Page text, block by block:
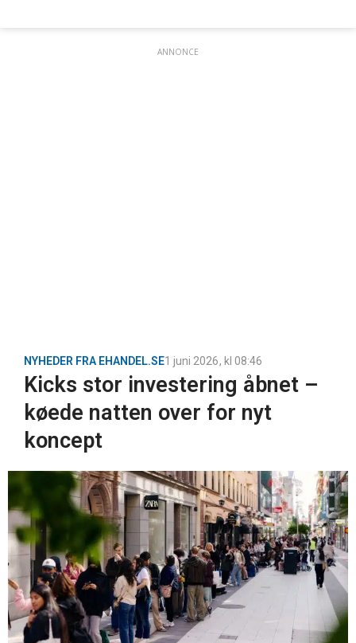
ANNONCE
NYHEDER FRA EHANDEL.SE1 juni 2026, kl 08:46
Kicks stor investering åbnet –
køede natten over for nyt
koncept